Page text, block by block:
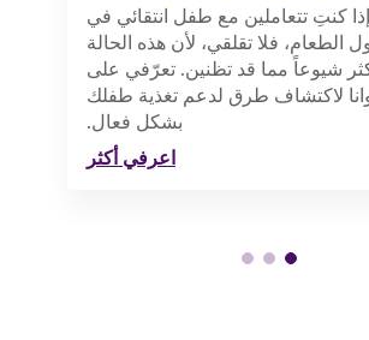
إذا كنتِ تتعاملين مع طفل انتقائي في
الطعام، فلا تقلقي، لأن هذه الحالة
شيوعاً مما قد تظنين. تعرّفي على
لاكتشاف طرق لدعم تغذية طفلك
بشكل فعال.
اعرفي أكثر